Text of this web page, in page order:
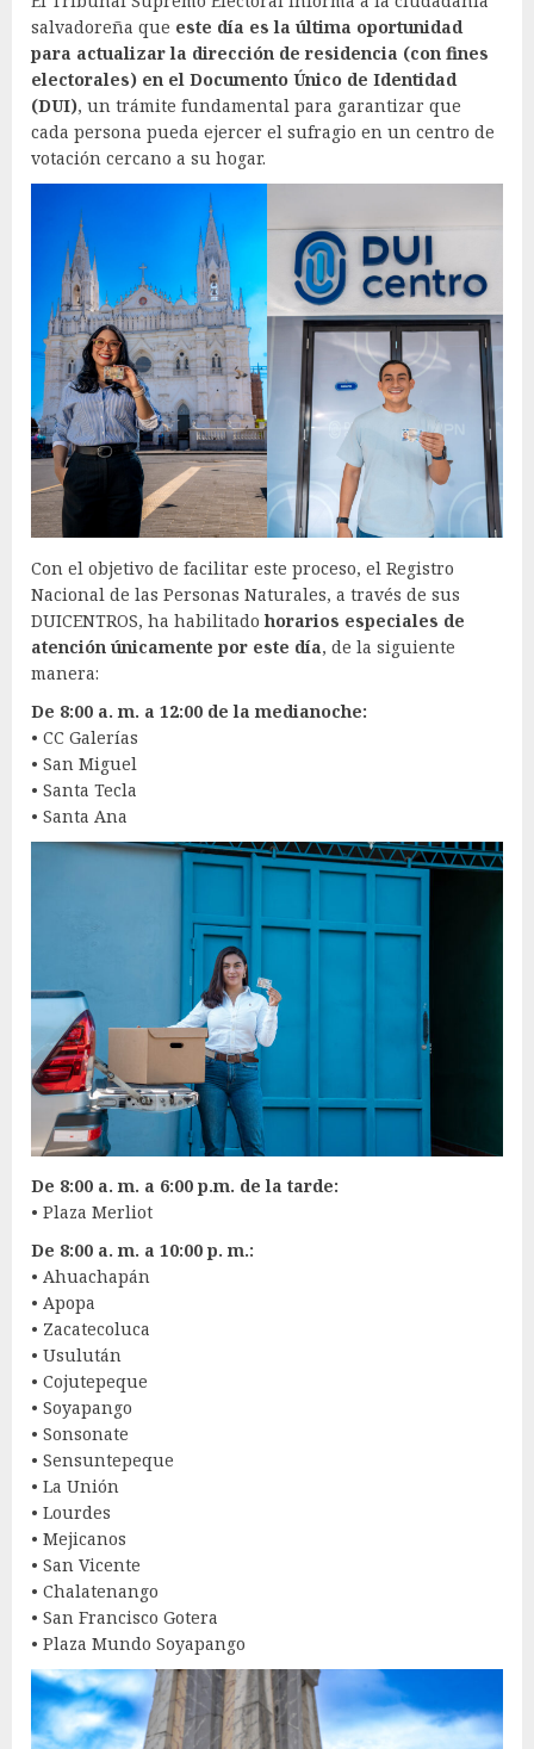
salvadoreña que este día es la última oportunidad
para actualizar la dirección de residencia (con fines
electorales) en el Documento Único de Identidad
(DUI), un trámite fundamental para garantizar que
cada persona pueda ejercer el sufragio en un centro de
votación cercano a su hogar.
Con el objetivo de facilitar este proceso, el Registro
Nacional de las Personas Naturales, a través de sus
DUICENTROS, ha habilitadohorarios especiales de
atención únicamente por este día, de la siguiente
manera:
De 8:00 a. m. a 12:00 de la medianoche:
• CC Galerías
• San Miguel
• Santa Tecla
• Santa Ana
De 8:00 a. m. a 6:00 p.m. de la tarde:
• Plaza Merliot
De 8:00 a. m. a 10:00 p. m.:
• Ahuachapán
• Apopa
• Zacatecoluca
• Usulután
• Cojutepeque
• Soyapango
• Sonsonate
• Sensuntepeque
• La Unión
• Lourdes
• Mejicanos
• San Vicente
• Chalatenango
• San Francisco Gotera
• Plaza Mundo Soyapango